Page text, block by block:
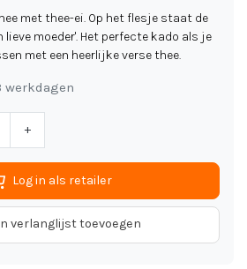
met thee-ei. Op het flesje staat de
moeder'. Het perfecte kado als je
met een heerlijke verse thee.
werkdagen
+
Log in als retailer
verlanglijst toevoegen